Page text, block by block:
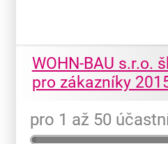
WOHN-BAU s.r.o.
pro zákazníky
pro 1 až 50